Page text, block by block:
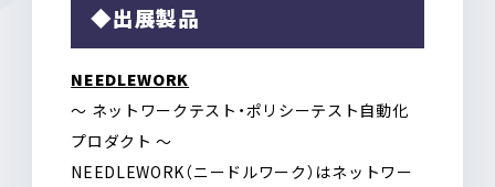
◆出展製品
NEEDLEWORK
～ ネットワークテスト・ポリシーテスト自動化
プロダクト ～
NEEDLEWORK（ニードルワーク）はネットワー